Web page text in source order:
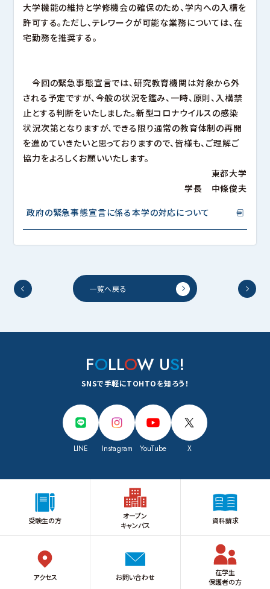
大学機能の維持と学修機会の確保のため、学内への入構を
許可する。ただし、テレワークが可能な業務については、在
宅勤務を推奨する。
今回の緊急事態宣言では、研究教育機関は対象から外
される予定ですが、今般の状況を鑑み、一時、原則、入構禁
止とする判断をいたしました。新型コロナウイルスの感染
状況次第となりますが、できる限り通常の教育体制の再開
を進めていきたいと思っておりますので、皆様も、ご理解ご
協力をよろしくお願いいたします。
東都大学
学長 中條俊夫
政府の緊急事態宣言に係る本学の対応について
一覧へ戻る
FOLLOW US!
SNSで手軽にTOHTOを知ろう！
LINE Instagram YouTube X
受験生の方
オープン
キャンパス
資料請求
アクセス お問い合わせ
在学生
保護者の方